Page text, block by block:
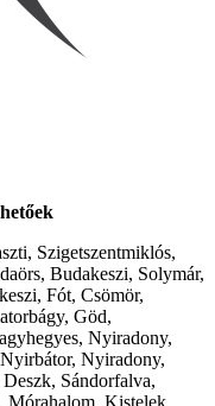
Szigetszentmiklós,
Budakeszi, Solymár,
Fót, Csömör,
Göd,
Nyiradony,
Nyiradony,
Sándorfalva,